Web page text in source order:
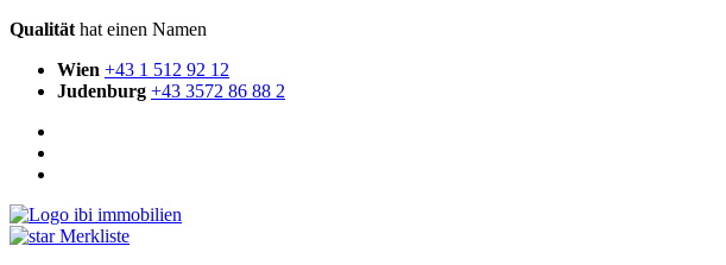
Qualität hat einen Namen
Wien +43 1 512 92 12
Judenburg +43 3572 86 88 2
Merkliste